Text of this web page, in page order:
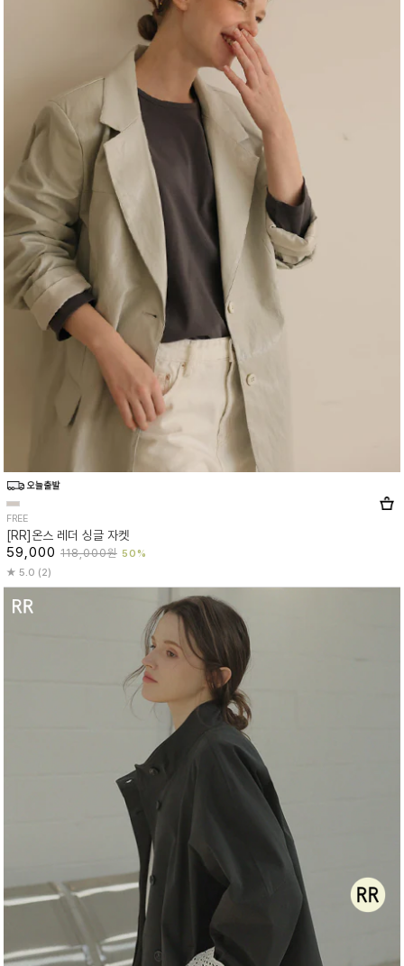
FREE
[RR]온스 레더 싱글 자켓
59,000 118,000원 50%
5.0 (2)